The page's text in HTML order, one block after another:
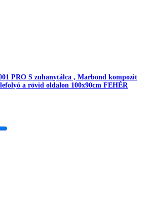
PRO S zuhanytálca , Marbond kompozit
lefolyó a rövid oldalon 100x90cm FEHÉR